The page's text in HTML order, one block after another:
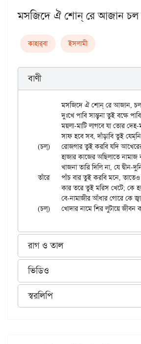
মসজিদে ঐ শোন্ রে আজান চল
কাহার্‌বা ইসলামী
বাণী
	মসজিদে ঐ শোন্ রে আজান, চল নামাজে চল্ ।
	দুঃখে পাবি সান্ত্বনা তুই বক্ষে পাবি বল।।
	ময়লা-মাটি লাগবে যা তোর দেহ-মনের মাঝে —
	সাফ হবে সব, দাঁড়াবি তুই যেম্‌নি জায়নামাজে;
(চল্)	রোজগার তুই করবি যদি আখেরের ফসল।।
	হাজার কাজের অছিলাতে নামাজ করিস কাজা
তাঁরে	পাঁচ বার তুই করবি মনে, তাতেও এত ছল্।।
	কার তরে তুই মরিস খেটে; কে হবে তোর সাথী
রাগ ও তাল
ভিডিও
স্বরলিপি